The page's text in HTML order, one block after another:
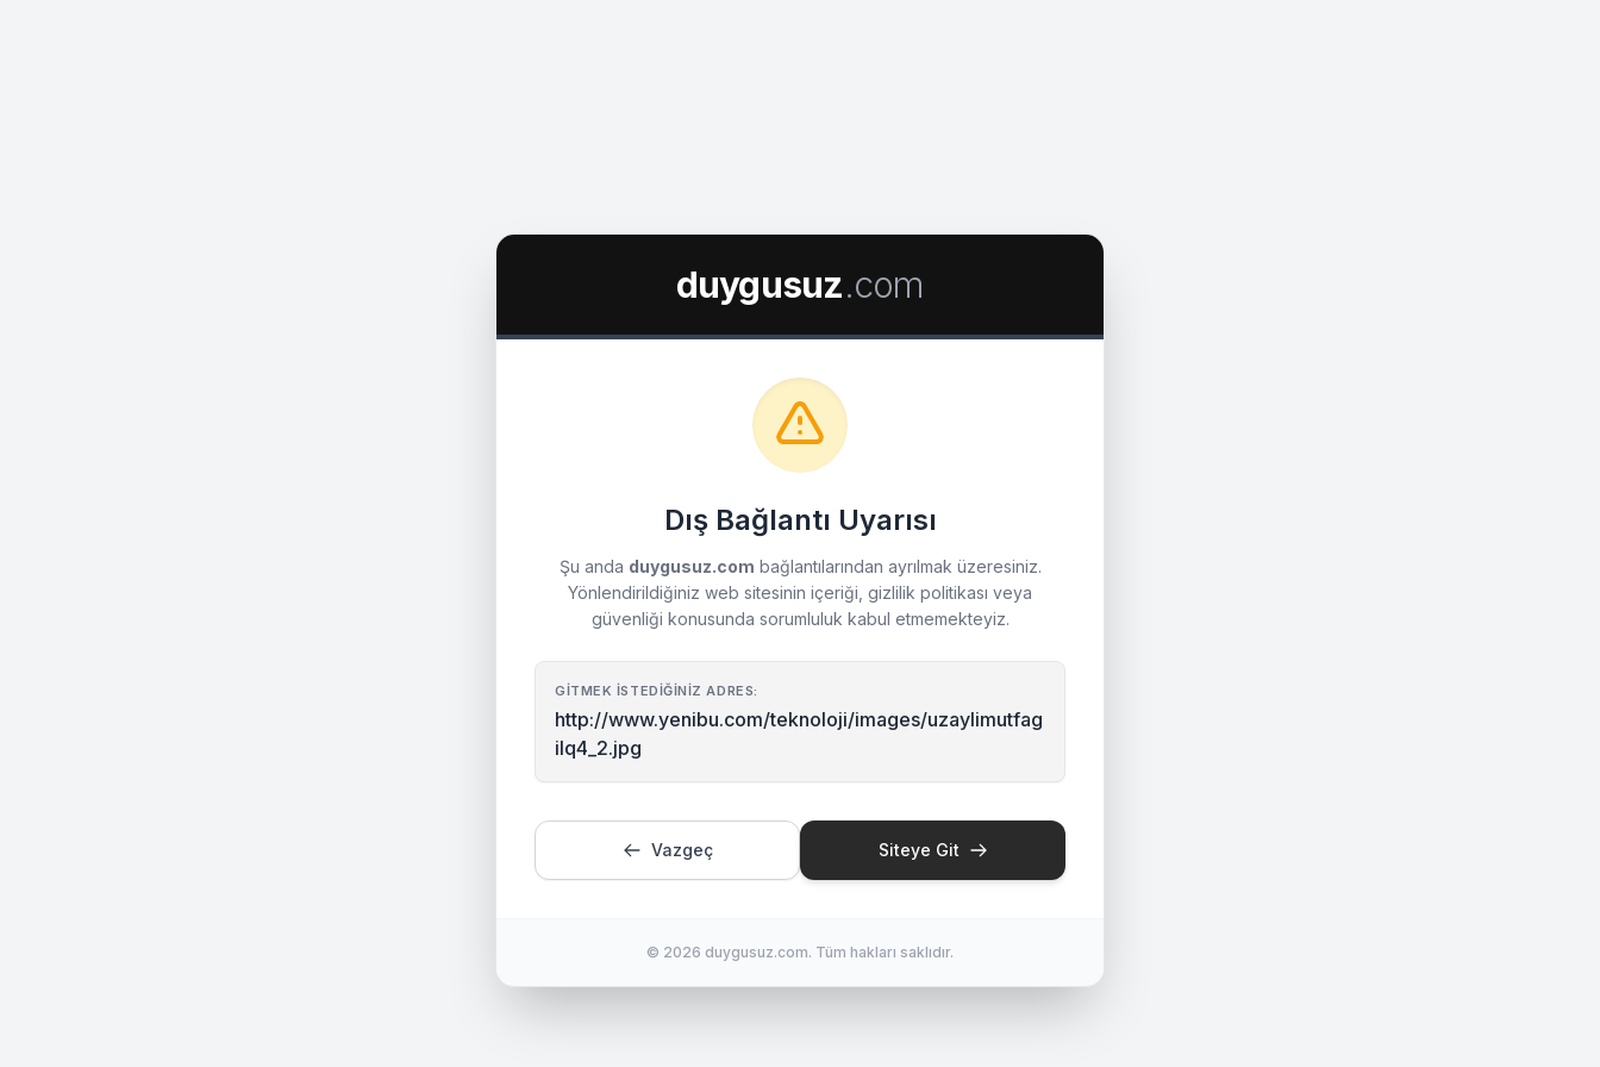
duygusuz.com
Dış Bağlantı Uyarısı
Şu anda duygusuz.com bağlantılarından ayrılmak üzeresiniz.
Yönlendirildiğiniz web sitesinin içeriği, gizlilik politikası veya
güvenliği konusunda sorumluluk kabul etmemekteyiz.
GITMEK İSTEDIĞINIZ ADRES:
http://www.yenibu.com/teknoloji/images/uzaylimutfag
ilq4_2.jpg
Vazgeç Siteye Git
© 2026 duygusuz.com. Tüm hakları saklıdır.